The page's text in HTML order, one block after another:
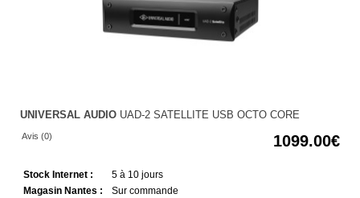
UNIVERSAL AUDIO UAD-2 SATELLITE USB OCTO CORE
Avis (0) 1099.00
Stock Internet :
5 à 10 jours
Magasin Nantes :
Sur commande